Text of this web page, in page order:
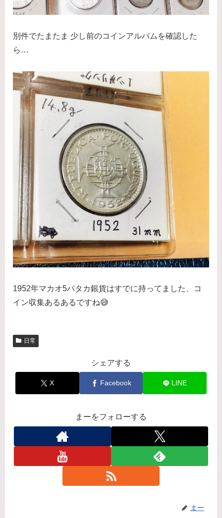
別件でたまたま 少し前のコインアルバムを確認した
ら…
1952年マカオ5パタカ銀貨はすでに持ってました、コ
イン収集あるあるですね😅
日常
シェアする
X Facebook LINE
まーをフォローする
まー